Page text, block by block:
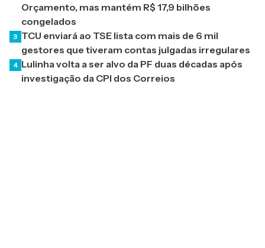
Orçamento, mas mantém R$ 17,9 bilhões
congelados
3 TCU enviará ao TSE lista com mais de 6 mil
gestores que tiveram contas julgadas irregulares
4 Lulinha volta a ser alvo da PF duas décadas após
investigação da CPI dos Correios